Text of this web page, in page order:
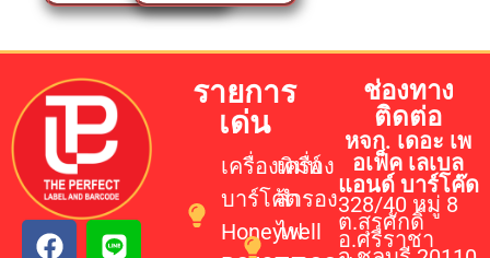
รายการ
เด่น
เครื่องพิมพ์
บาร์โค้ด
Honeywell
เครื่อง
สำรอง
ไฟ
ช่องทาง
ติดต่อ
หจก. เดอะ เพ
อเฟ็ค เลเบล
แอนด์ บาร์โค๊ด
328/40 หมู่ 8
ต.สุรศักดิ์
อ.ศรีราชา